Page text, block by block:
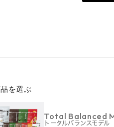
を選ぶ
Total Balanced
トータルバランスモデル